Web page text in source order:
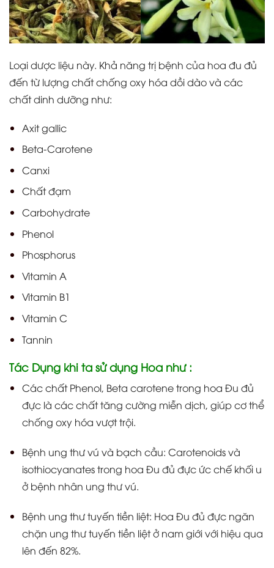
Loại dược liệu này. Khả năng trị bệnh của hoa đu đủ
đến từ lượng chất chống oxy hóa dồi dào và các
chất dinh dưỡng như:
Axit gallic
Beta-Carotene
Canxi
Chất đạm
Carbohydrate
Phenol
Phosphorus
Vitamin A
Vitamin B1
Vitamin C
Tannin
Tác Dụng khi ta sử dụng Hoa như :
Các chất Phenol, Beta carotene trong hoa Đu đủ
đực là các chất tăng cường miễn dịch, giúp cơ thể
chống oxy hóa vượt trội.
Bệnh ung thư vú và bạch cầu: Carotenoids và
isothiocyanates trong hoa Đu đủ đực ức chế khối u
ở bệnh nhân ung thư vú.
Bệnh ung thư tuyến tiền liệt: Hoa Đu đủ đực ngăn
chặn ung thư tuyến tiền liệt ở nam giới với hiệu qua
lên đến 82%.